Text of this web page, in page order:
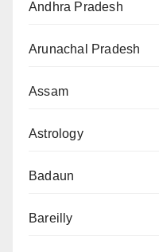
Andhra Pradesh
Arunachal Pradesh
Assam
Astrology
Badaun
Bareilly